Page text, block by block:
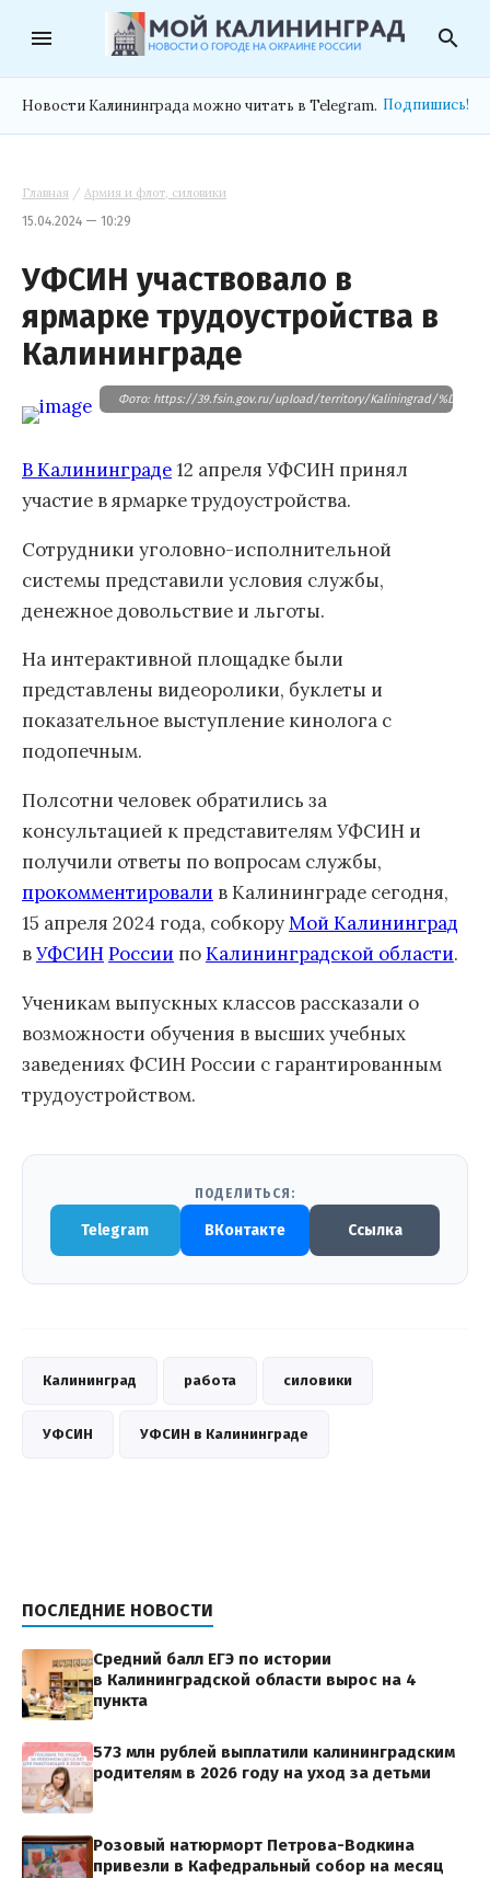
menu search
Новости Калининграда можно читать в Telegram. Подпишись!
Главная / Армия и флот, силовики
15.04.2024 — 10:29
УФСИН участвовало в
ярмарке трудоустройства в
Калининграде
Фото: https://39.fsin.gov.ru/upload/territory/Kaliningrad/
В Калининграде12 апреля УФСИН принял
участие в ярмарке трудоустройства.
Сотрудники уголовно-исполнительной
системы представили условия службы,
денежное довольствие и льготы.
На интерактивной площадке были
представлены видеоролики, буклеты и
показательное выступление кинолога с
подопечным.
Полсотни человек обратились за
консультацией к представителям УФСИН и
получили ответы по вопросам службы,
прокомментировали в Калининграде сегодня,
15 апреля 2024 года, собкоруМой Калининград
вУФСИНРоссии поКалининградской области.
Ученикам выпускных классов рассказали о
возможности обучения в высших учебных
заведениях ФСИН России с гарантированным
трудоустройством.
ПОДЕЛИТЬСЯ:
Telegram ВКонтакте Ссылка
Калининград работа силовики
УФСИН УФСИН в Калининграде
ПОСЛЕДНИЕ НОВОСТИ
Средний балл ЕГЭ по истории
в Калининградской области вырос на 4
пункта
573 млн рублей выплатили калининградским
родителям в 2026 году на уход за детьми
Розовый натюрморт Петрова-Водкина
привезли в Кафедральный собор на месяц